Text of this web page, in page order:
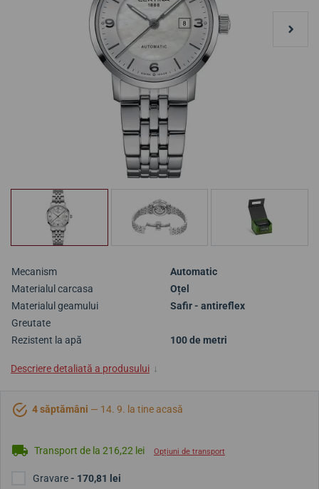
Mecanism
Automatic
Materialul carcasa
Oțel
Materialul geamului
Safir - antireflex
Greutate
Rezistent la apă
100 de metri
Descriere detaliată a produsului ↓
4 săptămâni — 14. 9. la tine acasă
Transport de la 216,22 lei Opțiuni de transport
Gravare- 170,81 lei